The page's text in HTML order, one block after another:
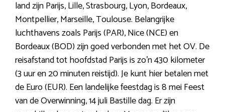
land zijn Parijs, Lille, Strasbourg, Lyon, Bordeaux,
Montpellier, Marseille, Toulouse. Belangrijke
luchthavens zoals Parijs (PAR), Nice (NCE) en
Bordeaux (BOD) zijn goed verbonden met het OV. De
reisafstand tot hoofdstad Parijs is zo’n 430 kilometer
(3 uur en 20 minuten reistijd). Je kunt hier betalen met
de Euro (EUR). Een landelijke feestdag is 8 mei Feest
van de Overwinning, 14 juli Bastille dag. Er zijn